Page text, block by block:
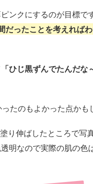
ンクにするのが目標で
だったことを考えれば
「ひじ黒ずんでたんだな
たのもよかった点かも
り伸ばしたところで写
明なので実際の肌の色